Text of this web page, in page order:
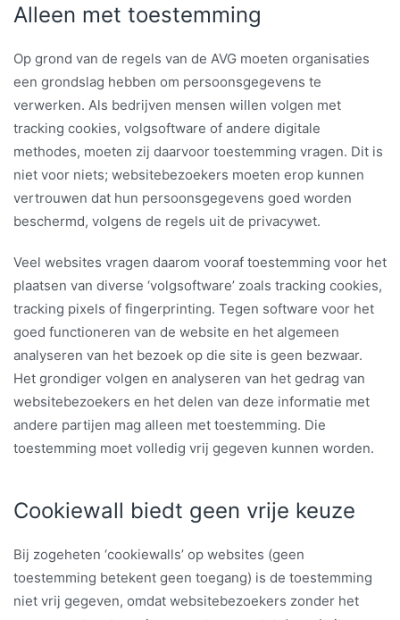
Alleen met toestemming
Op grond van de regels van de AVG moeten organisaties
een grondslag hebben om persoonsgegevens te
verwerken. Als bedrijven mensen willen volgen met
tracking cookies, volgsoftware of andere digitale
methodes, moeten zij daarvoor toestemming vragen. Dit is
niet voor niets; websitebezoekers moeten erop kunnen
vertrouwen dat hun persoonsgegevens goed worden
beschermd, volgens de regels uit de privacywet.
Veel websites vragen daarom vooraf toestemming voor het
plaatsen van diverse ‘volgsoftware’ zoals tracking cookies,
tracking pixels of fingerprinting. Tegen software voor het
goed functioneren van de website en het algemeen
analyseren van het bezoek op die site is geen bezwaar.
Het grondiger volgen en analyseren van het gedrag van
websitebezoekers en het delen van deze informatie met
andere partijen mag alleen met toestemming. Die
toestemming moet volledig vrij gegeven kunnen worden.
Cookiewall biedt geen vrije keuze
Bij zogeheten ‘cookiewalls’ op websites (geen
toestemming betekent geen toegang) is de toestemming
niet vrij gegeven, omdat websitebezoekers zonder het